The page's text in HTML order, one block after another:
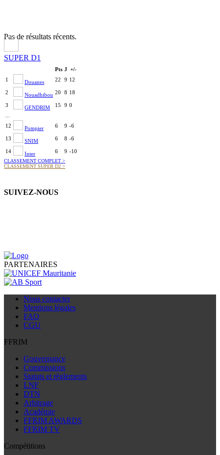
Pas de résultats récents.
SUPER D1
Pts J +/-
1
Douanes 22 9 12
2 Nouadhibou 20 8 18
3 GENDRIM 15 9 0
12
Pompier 6 9 -6
13 SNIM 6 8 -6
14 Inter 6 9 -10
CLASSEMENT COMPLET >
CLASSEMENT SUPER D2 >
SUIVEZ-NOUS
PARTENAIRES
Nous contacter
Mentions légales
FAQ
CGU
FFRIM
Gouvernance
Commissions
Statuts et règlements
LNF
DTN
Arbitrage
Académie
FFRIM AWARDS
FFRIM TV
Compétitions